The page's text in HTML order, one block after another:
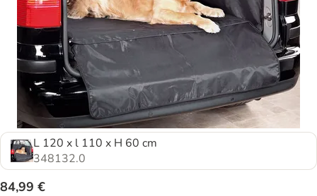
L 120 x l 110 x H 60 cm
348132.0
84,99 €